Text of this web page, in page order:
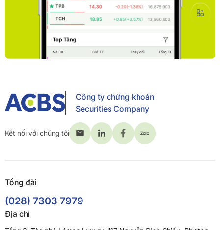
Công ty chứng khoán
Securities Company
Kết nối với chúng tôi
Tổng đài
(028) 7303 7979
Địa chỉ